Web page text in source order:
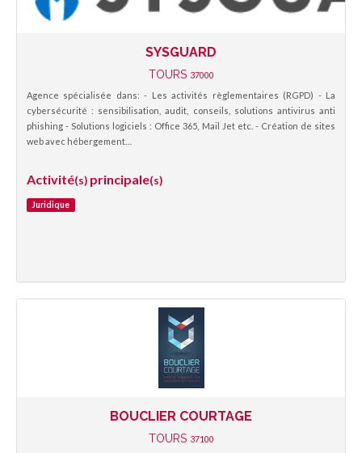
SYSGUARD
TOURS 37000
Agence spécialisée dans: - Les activités règlementaires (RGPD) - La
cybersécurité : sensibilisation, audit, conseils, solutions antivirus anti
phishing - Solutions logiciels : Office 365, Mail Jet etc. - Création de sites
web avec hébergement…
Activité(s) principale(s)
Juridique
BOUCLIER COURTAGE
TOURS 37100